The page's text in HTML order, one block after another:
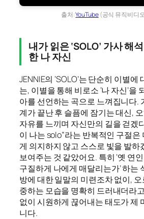
출처:YouTube(공식 뮤직비디
내가 읽은 ‘SOLO’ 가사 해
한 나 자신
JENNIE의 ‘SOLO’는 단순히 이별
는, 이별을 통해 비로소 ‘나 자신’을
아를 선언하는 곡으로 느껴집니다.
계가 끝난 후 슬픔에 잠기는 대신,
자유를 느끼며 자신만의 길을 걷겠
이 나는 solo”라는 반복적인 구절은
게 의지하지 않고 스스로 빛을 발하
보여주는 것 같았어요. 특히 ‘옛 연
구질하게 나에게 매달리는가’ 하는
방에 대한 일말의 미련조차 없이,
중하는 모습을 명확히 드러내더라
없이 시원하게 끊어내는 태도가 제
니다.